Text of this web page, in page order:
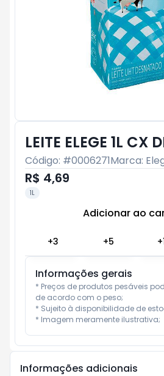
LEITE ELEGE 1L CX
Código: #0006271Marca:
R$ 4,69
1L
Adicionar ao
+3 +5 +
Informações gerais
* Preços de produtos pesáveis
de acordo com o peso;
* Sujeito à disponibilidade de
* Imagem meramente ilustrativa;
Informações adicionais